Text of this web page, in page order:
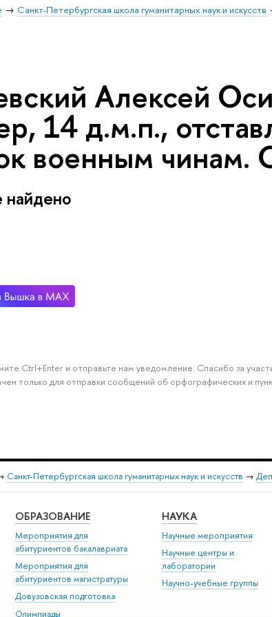
Санкт-Петербургская школа гуманитарных наук и искусств
Алексей
14 д.м.п.,
военным чинам.
найдено
Ctrl+Enter и отправьте нам уведомление. Спасибо за
только для отправки сообщений об орфографических и
Санкт-Петербургская школа гуманитарных наук и искусств →
ОБРАЗОВАНИЕ
Мероприятия для
абитуриентов бакалавриата
Мероприятия для
абитуриентов магистратуры
Довузовская подготовка
Олимпиады
НАУКА
Научные мероприятия
Научные центры и
лаборатории
Научно-учебные группы